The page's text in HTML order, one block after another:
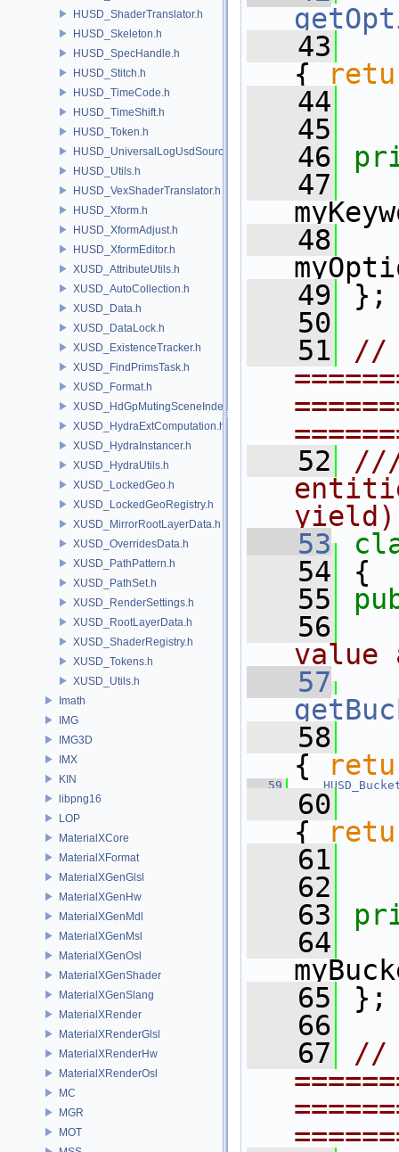
HUSD_ShaderTranslator.h
HUSD_Skeleton.h
HUSD_SpecHandle.h
HUSD_Stitch.h
HUSD_TimeCode.h
HUSD_TimeShift.h
HUSD_Token.h
HUSD_UniversalLogUsdSource.h
HUSD_Utils.h
HUSD_VexShaderTranslator.h
HUSD_Xform.h
HUSD_XformAdjust.h
HUSD_XformEditor.h
XUSD_AttributeUtils.h
XUSD_AutoCollection.h
XUSD_Data.h
XUSD_DataLock.h
XUSD_ExistenceTracker.h
XUSD_FindPrimsTask.h
XUSD_Format.h
XUSD_HdGpMutingSceneIndex.h
XUSD_HydraExtComputation.h
XUSD_HydraInstancer.h
XUSD_HydraUtils.h
XUSD_LockedGeo.h
XUSD_LockedGeoRegistry.h
XUSD_MirrorRootLayerData.h
XUSD_OverridesData.h
XUSD_PathPattern.h
XUSD_PathSet.h
XUSD_RenderSettings.h
XUSD_RootLayerData.h
XUSD_ShaderRegistry.h
XUSD_Tokens.h
XUSD_Utils.h
Imath
IMG
IMG3D
IMX
KIN
libpng16
LOP
MaterialXCore
MaterialXFormat
MaterialXGenGlsl
MaterialXGenHw
MaterialXGenMdl
MaterialXGenMsl
MaterialXGenOsl
MaterialXGenShader
MaterialXGenSlang
MaterialXRender
MaterialXRenderGlsl
MaterialXRenderHw
MaterialXRenderOsl
MC
MGR
MOT
   43
{
   44
   45
   46
   47
   48
   49
};
   50
   51
//
   52
///
yield)
   53
   54
{
   55
   56
value
   57
   58
{
   59
   60
{
   61
   62
   63
   64
   65
};
   66
   67
//